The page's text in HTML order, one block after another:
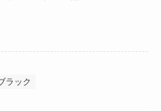
感しましょ
ラック